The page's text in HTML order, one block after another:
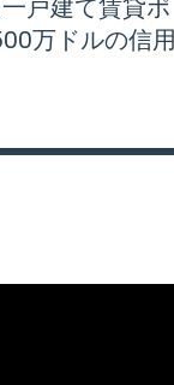
戸建て賃貸ポ
万ドルの信用